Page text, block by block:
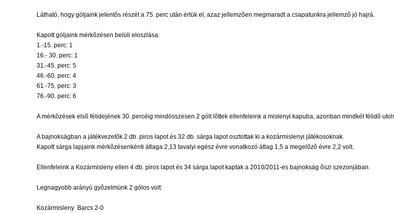
Látható, hogy góljaink jelentõs részét a 75. perc után értük el, azaz jellemzõen megmaradt a csapatunkra jellemzõ jó hajrá.
Kapott góljaink mérkõzésen belüli eloszlása:
1.-15. perc: 1
16.- 30. perc: 1
31.-45. perc: 5
46.-60. perc: 4
61.-75. perc: 3
76.-90. perc: 6
A mérkõzések elsõ félidejének 30. percéig mindösszesen 2 gólt lõttek ellenfeleink a mislenyi kapuba, azonban mindkét félidõ
A bajnokságban a játékvezetõk 2 db. piros lapot és 32 db. sárga lapot osztottak ki a kozármislenyi játékosoknak.
Kapott sárga lapjaink mérkõzésenkénti átlaga 2,13 tavalyi egész évre vonatkozó átlag 1,5 a megelõzõ évre 2,2 volt.
Ellenfeleink a Kozármisleny ellen 4 db. piros lapot és 34 sárga lapot kaptak a 2010/2011-es bajnokság õszi szezonjában.
Legnagyobb arányú gyõzelmünk 2 gólos volt:
Kozármisleny  Barcs 2-0